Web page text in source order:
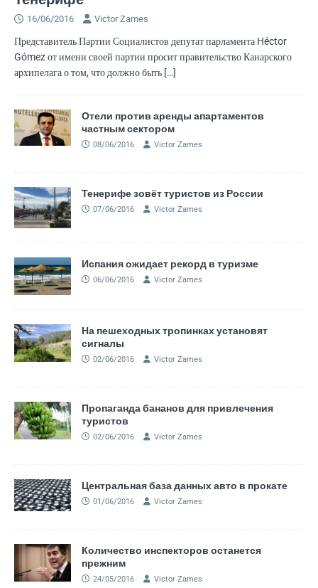
16/06/2016 Victor Zames
Представитель Партии Социалистов депутат парламента Héctor
Gómez от имени своей партии просит правительство Канарского
архипелага о том, что должно быть […]
Отели против аренды апартаментов
частным сектором
08/06/2016 Victor Zames
Тенерифе зовёт туристов из России
07/06/2016 Victor Zames
Испания ожидает рекорд в туризме
06/06/2016 Victor Zames
На пешеходных тропинках установят
сигналы
02/06/2016 Victor Zames
Пропаганда бананов для привлечения
туристов
02/06/2016 Victor Zames
Центральная база данных авто в прокате
01/06/2016 Victor Zames
Количество инспекторов останется
прежним
24/05/2016 Victor Zames